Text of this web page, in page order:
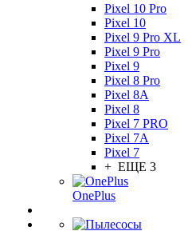
Pixel 10 Pro
Pixel 10
Pixel 9 Pro XL
Pixel 9 Pro
Pixel 9
Pixel 8 Pro
Pixel 8A
Pixel 8
Pixel 7 PRO
Pixel 7A
Pixel 7
+ ЕЩЕ 3
OnePlus